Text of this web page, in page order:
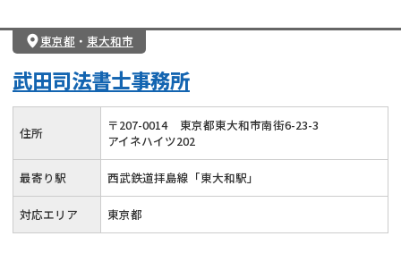
東京都 ・ 東大和市
武田司法書士事務所
住所 〒207-0014
東京都東大和市南街6-23-3
アイネハイツ202
最寄り駅 西武鉄道拝島線「東大和駅」
対応エリア 東京都